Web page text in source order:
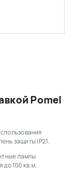
Pomel
защиты IP21.
лампы
до 100 кв.м.